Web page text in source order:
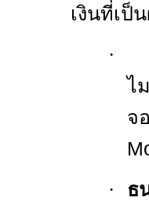
เงินที่เป็
·
ไ
จ
·
ธ